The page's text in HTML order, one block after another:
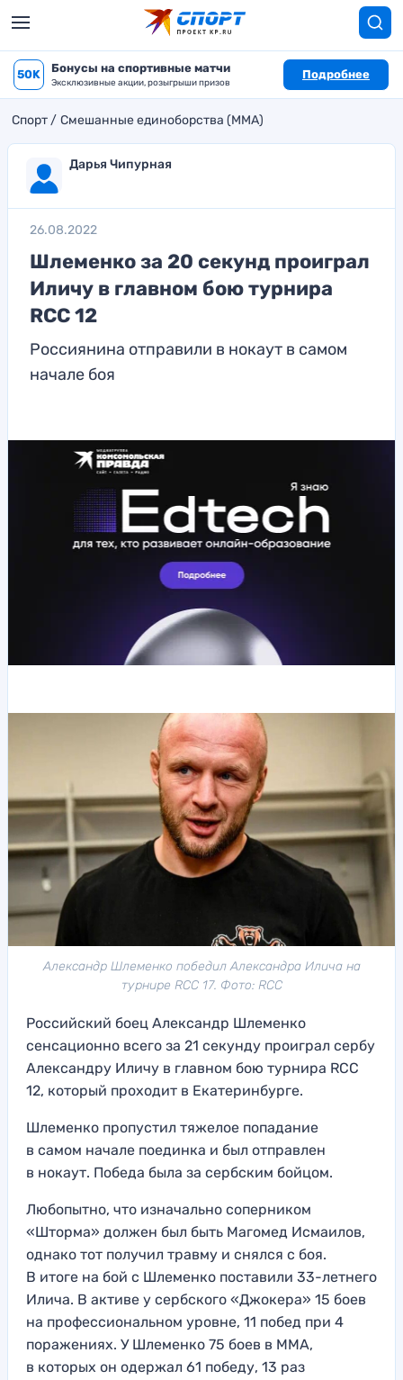
50K Бонусы на спортивные матчи
Эксклюзивные акции, розыгрыши призов
Подробнее
Спорт Смешанные единоборства (MMA)
Дарья Чипурная
26.08.2022
Шлеменко за 20 секунд проиграл
Иличу в главном бою турнира
RCC 12
Россиянина отправили в нокаут в самом
начале боя
Александр Шлеменко победил Александра Илича на
турнире RCC 17. Фото: RCC
Российский боец Александр Шлеменко
сенсационно всего за 21 секунду проиграл сербу
Александру Иличу в главном бою турнира RCC
12, который проходит в Екатеринбурге.
Шлеменко пропустил тяжелое попадание
в самом начале поединка и был отправлен
в нокаут. Победа была за сербским бойцом.
Любопытно, что изначально соперником
«Шторма» должен был быть Магомед Исмаилов,
однако тот получил травму и снялся с боя.
В итоге на бой с Шлеменко поставили 33-летнего
Илича. В активе у сербского «Джокера» 15 боев
на профессиональном уровне, 11 побед при 4
поражениях. У Шлеменко 75 боев в ММА,
в которых он одержал 61 победу, 13 раз